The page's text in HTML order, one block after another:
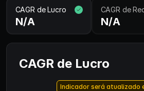
CAGR de Lucro
N/A
CAGR de
N/A
CAGR de Lucro
Indicador será atualizado